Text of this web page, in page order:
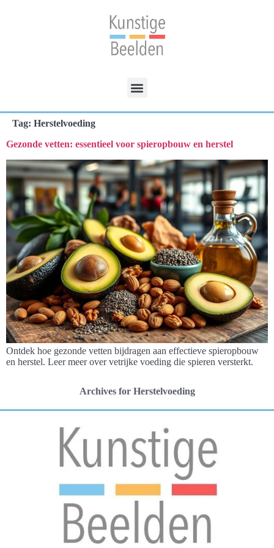
Tag: Herstelvoeding
Gezonde vetten: essentieel voor spieropbouw en herstel
Ontdek hoe gezonde vetten bijdragen aan effectieve spieropbouw
en herstel. Leer meer over vetrijke voeding die spieren versterkt.
Archives for Herstelvoeding